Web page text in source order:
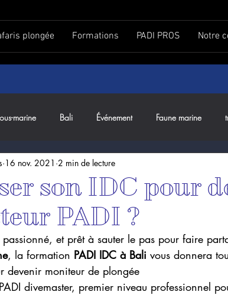
plongée Formations PADI PROS Notre
marine Bali Événement Faune marine
son IDC pour
PADI ?
16 nov. 2021 2 min de lecture
passionné, et prêt à sauter le pas pour faire
, la formation PADI IDC à Bali vous donnera
devenir moniteur de plongée
divemaster, premier niveau professionnel